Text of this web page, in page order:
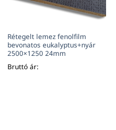
Rétegelt lemez fenolfilm
bevonatos eukalyptus+nyár
2500×1250 24mm
Bruttó ár: